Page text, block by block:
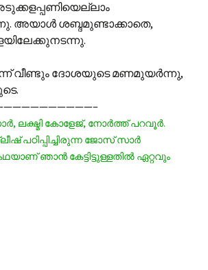
അയാള്‍ ശബ്ദമുണ്ടാക്കാതെ,
വീണ്ടും ദോശയുടെ മണമുയര്‍ന്നു,
ലക്ഷ്മി കോളേജ്, നോര്‍ത്ത് പറവൂര്‍.
പഠിപ്പിച്ചിരുന്ന ജോസ് സാര്‍
ഞാന്‍ കേട്ടിട്ടുള്ളതില്‍ ഏറ്റവും